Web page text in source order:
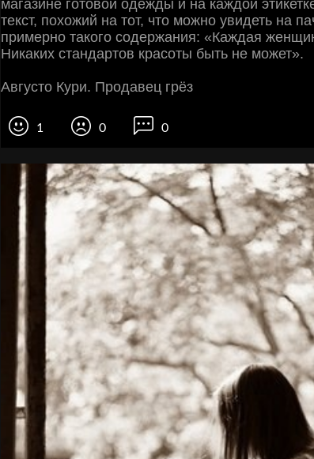
магазине готовой одежды и на каждой
текст, похожий на тот, что можно увидеть на
примерно такого содержания: «Каждая
Никаких стандартов красоты быть не может».
Августо Кури. Продавец грёз
1 0 0